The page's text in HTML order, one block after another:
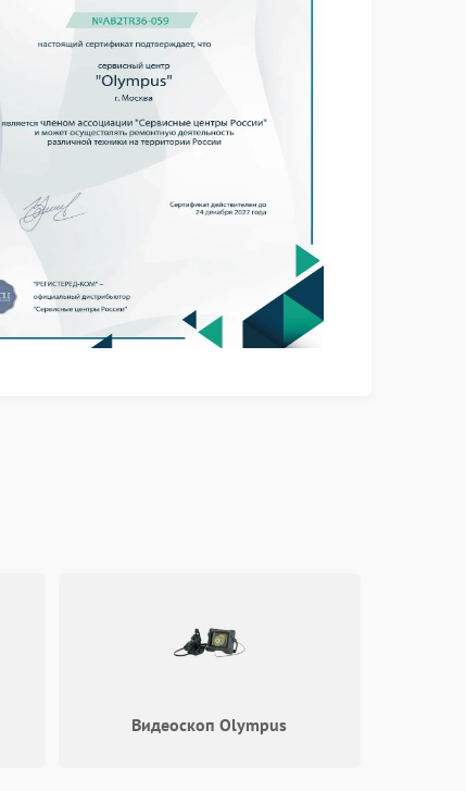
Видеоскоп Olympus